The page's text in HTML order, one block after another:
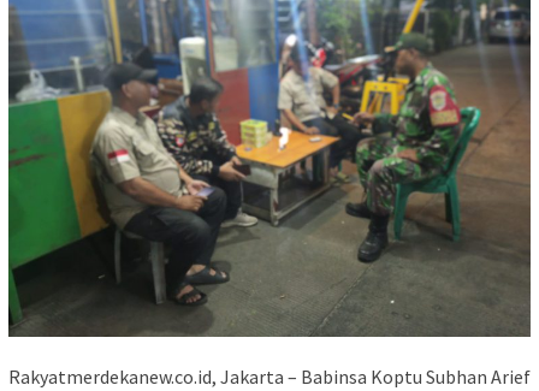
Rakyatmerdekanew.co.id, Jakarta – Babinsa Koptu Subhan Arief